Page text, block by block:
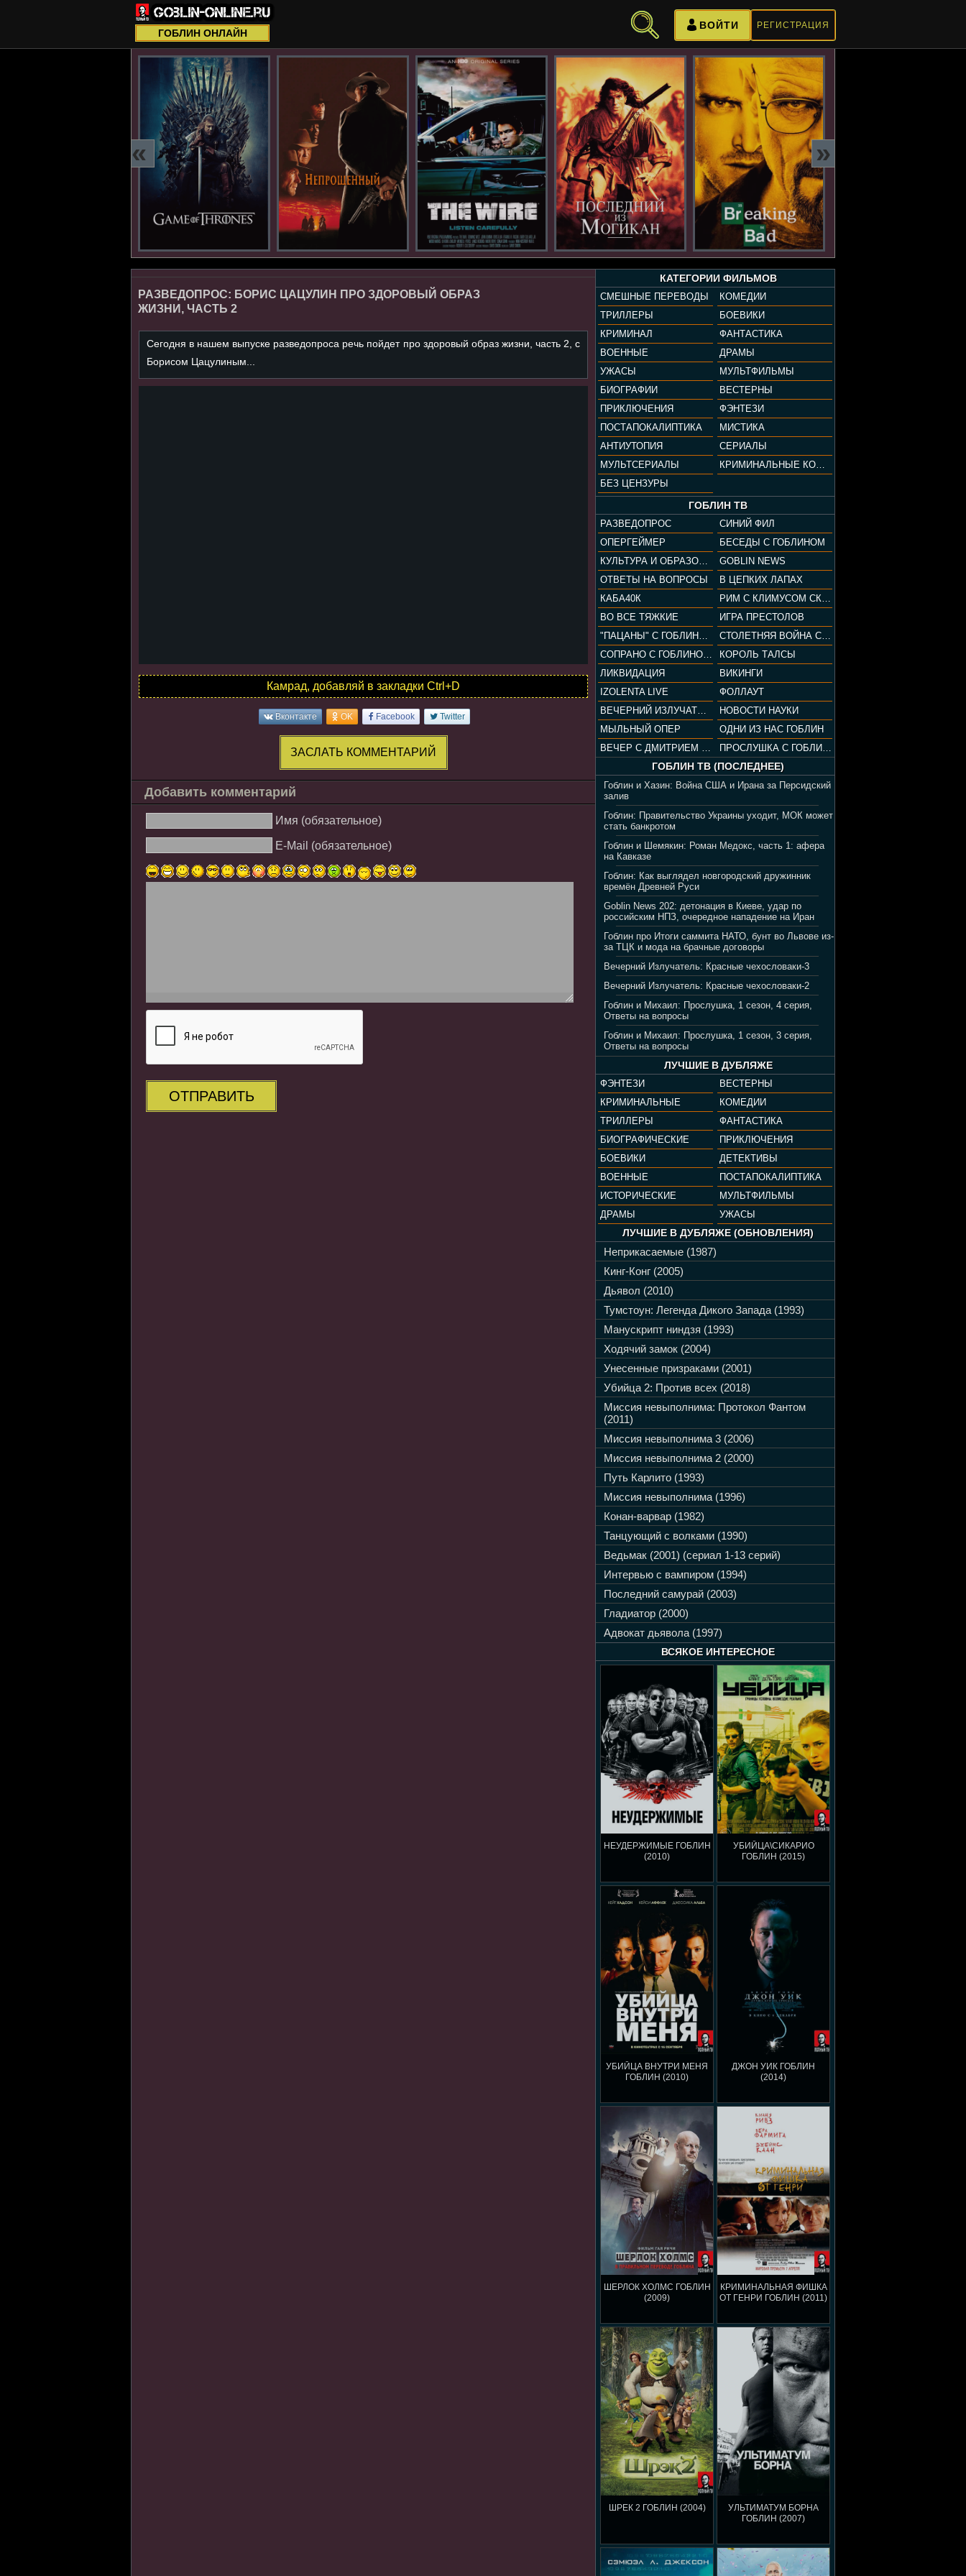
ГОБЛИН ОНЛАЙН
РЕГИСТРАЦИЯ
ВОЙТИ
« »
КАТЕГОРИИ ФИЛЬМОВ
СМЕШНЫЕ ПЕРЕВОДЫ
КОМЕДИИ
ТРИЛЛЕРЫ
БОЕВИКИ
КРИМИНАЛ
ФАНТАСТИКА
ВОЕННЫЕ
ДРАМЫ
УЖАСЫ
МУЛЬТФИЛЬМЫ
БИОГРАФИИ
ВЕСТЕРНЫ
ПРИКЛЮЧЕНИЯ
ФЭНТЕЗИ
ПОСТАПОКАЛИПТИКА
МИСТИКА
АНТИУТОПИЯ
СЕРИАЛЫ
МУЛЬТСЕРИАЛЫ
КРИМИНАЛЬНЫЕ КОМЕДИИ
БЕЗ ЦЕНЗУРЫ
ГОБЛИН ТВ
РАЗВЕДОПРОС
СИНИЙ ФИЛ
ОПЕРГЕЙМЕР
БЕСЕДЫ С ГОБЛИНОМ
КУЛЬТУРА И ОБРАЗОВАНИЕ
GOBLIN NEWS
ОТВЕТЫ НА ВОПРОСЫ
В ЦЕПКИХ ЛАПАХ
КАБА40К
РИМ С КЛИМУСОМ СКАРАБЕУСОМ
ВО ВСЕ ТЯЖКИЕ
ИГРА ПРЕСТОЛОВ
"ПАЦАНЫ" С ГОБЛИНОМ
СТОЛЕТНЯЯ ВОЙНА С КЛИМОМ ЖУКОВЫМ И ГОБЛИНОМ
СОПРАНО С ГОБЛИНОМ (РАЗБОР СЕРИАЛА)
КОРОЛЬ ТАЛСЫ
ЛИКВИДАЦИЯ
ВИКИНГИ
IZOLENTA LIVE
ФОЛЛАУТ
ВЕЧЕРНИЙ ИЗЛУЧАТЕЛЬ
НОВОСТИ НАУКИ
МЫЛЬНЫЙ ОПЕР
ОДНИ ИЗ НАС ГОБЛИН
ВЕЧЕР С ДМИТРИЕМ ПУЧКОВЫМ
ПРОСЛУШКА С ГОБЛИНОМ
ГОБЛИН ТВ (ПОСЛЕДНЕЕ)
Гоблин и Хазин: Война США и Ирана за Персидский
залив
Гоблин: Правительство Украины уходит, МОК может
стать банкротом
Гоблин и Шемякин: Роман Медокс, часть 1: афера
на Кавказе
Гоблин: Как выглядел новгородский дружинник
времён Древней Руси
Goblin News 202: детонация в Киеве, удар по
российским НПЗ, очередное нападение на Иран
Гоблин про Итоги саммита НАТО, бунт во Львове из-
за ТЦК и мода на брачные договоры
Вечерний Излучатель: Красные чехословаки-3
Вечерний Излучатель: Красные чехословаки-2
Гоблин и Михаил: Прослушка, 1 сезон, 4 серия,
Ответы на вопросы
Гоблин и Михаил: Прослушка, 1 сезон, 3 серия,
Ответы на вопросы
ЛУЧШИЕ В ДУБЛЯЖЕ
ФЭНТЕЗИ
ВЕСТЕРНЫ
КРИМИНАЛЬНЫЕ
КОМЕДИИ
ТРИЛЛЕРЫ
ФАНТАСТИКА
БИОГРАФИЧЕСКИЕ
ПРИКЛЮЧЕНИЯ
БОЕВИКИ
ДЕТЕКТИВЫ
ВОЕННЫЕ
ПОСТАПОКАЛИПТИКА
ИСТОРИЧЕСКИЕ
МУЛЬТФИЛЬМЫ
ДРАМЫ
УЖАСЫ
ЛУЧШИЕ В ДУБЛЯЖЕ (ОБНОВЛЕНИЯ)
Неприкасаемые (1987)
Кинг-Конг (2005)
Дьявол (2010)
Тумстоун: Легенда Дикого Запада (1993)
Манускрипт ниндзя (1993)
Ходячий замок (2004)
Унесенные призраками (2001)
Убийца 2: Против всех (2018)
Миссия невыполнима: Протокол Фантом
(2011)
Миссия невыполнима 3 (2006)
Миссия невыполнима 2 (2000)
Путь Карлито (1993)
Миссия невыполнима (1996)
Конан-варвар (1982)
Танцующий с волками (1990)
Ведьмак (2001) (сериал 1-13 серий)
Интервью с вампиром (1994)
Последний самурай (2003)
Гладиатор (2000)
Адвокат дьявола (1997)
ВСЯКОЕ ИНТЕРЕСНОЕ
НЕУДЕРЖИМЫЕ ГОБЛИН
(2010)
УБИЙЦА\СИКАРИО
ГОБЛИН (2015)
УБИЙЦА ВНУТРИ МЕНЯ
ГОБЛИН (2010)
ДЖОН УИК ГОБЛИН
(2014)
ШЕРЛОК ХОЛМС ГОБЛИН
(2009)
КРИМИНАЛЬНАЯ ФИШКА
ОТ ГЕНРИ ГОБЛИН (2011)
ШРЕК 2 ГОБЛИН (2004)
УЛЬТИМАТУМ БОРНА
ГОБЛИН (2007)
РАЗВЕДОПРОС: БОРИС ЦАЦУЛИН ПРО ЗДОРОВЫЙ ОБРАЗ
ЖИЗНИ, ЧАСТЬ 2
Сегодня в нашем выпуске разведопроса речь пойдет про здоровый образ жизни, часть 2, с
Борисом Цацулиным...
Камрад, добавляй в закладки Ctrl+D
Вконтакте OK Facebook Twitter
ЗАСЛАТЬ КОММЕНТАРИЙ
Добавить комментарий
Имя (обязательное)
E-Mail (обязательное)
ОТПРАВИТЬ